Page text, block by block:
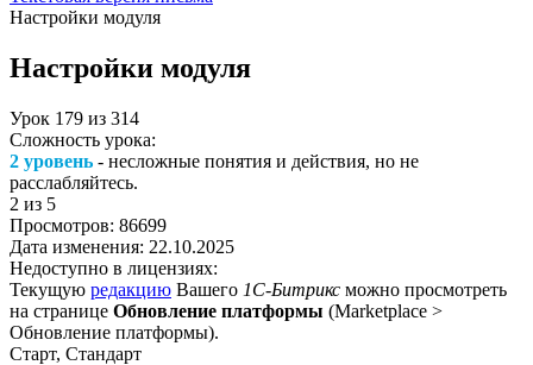
Настройки модуля
Настройки модуля
Урок 179 из 314
Сложность урока:
2 уровень - несложные понятия и действия, но не
расслабляйтесь.
2 из 5
Просмотров: 86699
Дата изменения: 22.10.2025
Недоступно в лицензиях:
Текущую редакцию Вашего 1С-Битрикс можно просмотреть
на странице Обновление платформы (Marketplace >
Обновление платформы).
Старт, Стандарт